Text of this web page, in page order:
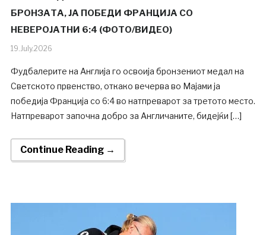
БРОНЗАТА, ЈА ПОБЕДИ ФРАНЦИЈА СО
НЕВЕРОЈАТНИ 6:4 (ФОТО/ВИДЕО)
19.July.2026
Фудбалерите на Англија го освоија бронзениот медал на
Светското првенство, откако вечерва во Мајами ја
победија Франција со 6:4 во натпреварот за третото место.
Натпреварот започна добро за Англичаните, бидејќи […]
Continue Reading →